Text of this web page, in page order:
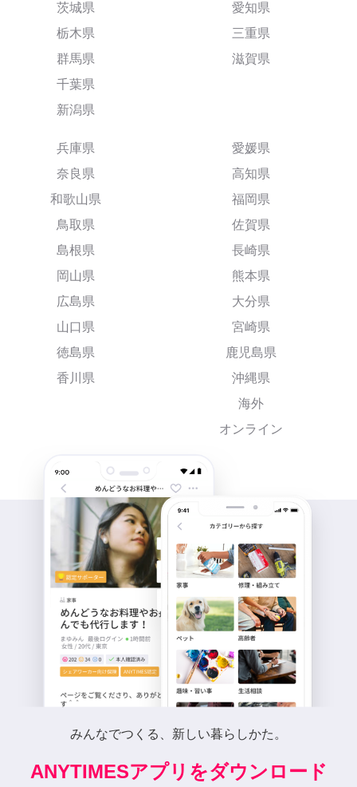
茨城県
栃木県
群馬県
千葉県
新潟県
愛知県
三重県
滋賀県
兵庫県
奈良県
和歌山県
鳥取県
島根県
岡山県
広島県
山口県
徳島県
香川県
愛媛県
高知県
福岡県
佐賀県
長崎県
熊本県
大分県
宮崎県
鹿児島県
沖縄県
海外
オンライン
みんなでつくる、新しい暮らしかた。
ANYTIMESアプリをダウンロード